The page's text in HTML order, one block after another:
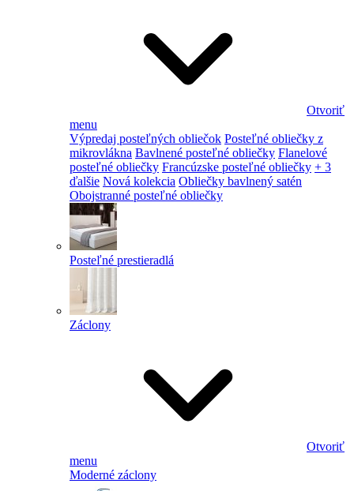
Otvoriť
menu
Výpredaj posteľných obliečok Posteľné obliečky z
mikrovlákna Bavlnené posteľné obliečky Flanelové
posteľné obliečky Francúzske posteľné obliečky + 3
ďalšie Nová kolekcia Obliečky bavlnený satén
Obojstranné posteľné obliečky
Posteľné prestieradlá
Záclony
Otvoriť
menu
Moderné záclony